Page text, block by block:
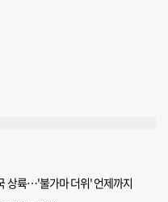
상륙…'불가마 더위' 언제까지